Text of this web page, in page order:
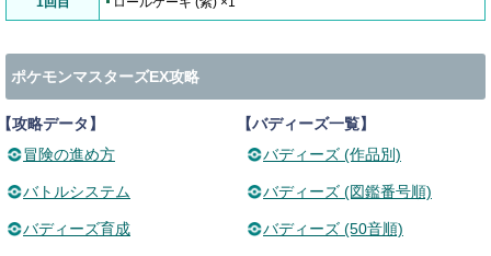
ポケモンマスターズEX攻略
攻略データ】
冒険の進め方
バトルシステム
バディーズ育成
【バディーズ一覧】
バディーズ (作品別)
バディーズ (図鑑番号順)
バディーズ (50音順)